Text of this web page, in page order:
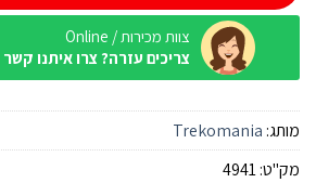
צוות מכירות / Online
צריכים עזרה? צרו איתנו
מותג: Trekomania
מק"ט:4941